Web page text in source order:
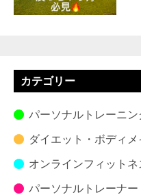
カテゴリー
パーソナルトレーニン
ダイエット・ボディメ
オンラインフィットネ
パーソナルトレーナー